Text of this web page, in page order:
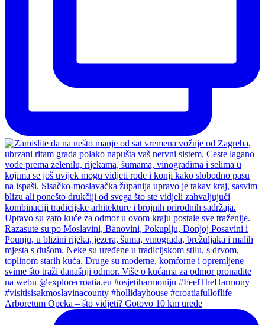
Arboretum Opeka – što vidjeti? Gotovo 10 km uređe